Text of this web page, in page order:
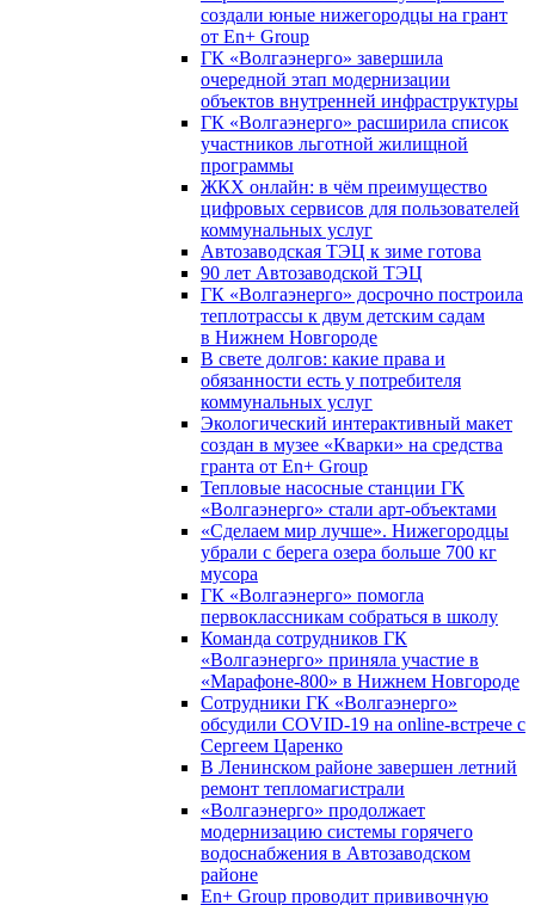
создали юные нижегородцы на грант
от En+ Group
ГК «Волгаэнерго» завершила
очередной этап модернизации
объектов внутренней инфраструктуры
ГК «Волгаэнерго» расширила список
участников льготной жилищной
программы
ЖКХ онлайн: в чём преимущество
цифровых сервисов для пользователей
коммунальных услуг
Автозаводская ТЭЦ к зиме готова
90 лет Автозаводской ТЭЦ
ГК «Волгаэнерго» досрочно построила
теплотрассы к двум детским садам
в Нижнем Новгороде
В свете долгов: какие права и
обязанности есть у потребителя
коммунальных услуг
Экологический интерактивный макет
создан в музее «Кварки» на средства
гранта от En+ Group
Тепловые насосные станции ГК
«Волгаэнерго» стали арт-объектами
«Сделаем мир лучше». Нижегородцы
убрали с берега озера больше 700 кг
мусора
ГК «Волгаэнерго» помогла
первоклассникам собраться в школу
Команда сотрудников ГК
«Волгаэнерго» приняла участие в
«Марафоне-800» в Нижнем Новгороде
Сотрудники ГК «Волгаэнерго»
обсудили COVID-19 на online-встрече с
Сергеем Царенко
В Ленинском районе завершен летний
ремонт тепломагистрали
«Волгаэнерго» продолжает
модернизацию системы горячего
водоснабжения в Автозаводском
районе
En+ Group проводит прививочную